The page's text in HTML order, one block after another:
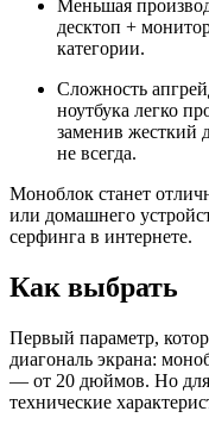
Меньшая
десктоп +
категории.
Сложность
ноутбука легко
заменив жесткий
не всегда.
Моноблок станет
или домашнего
серфинга в интернете.
Как выбрать
Первый параметр,
диагональ экрана:
— от 20 дюймов. Но для
технические